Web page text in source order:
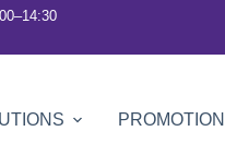
PROMOTION